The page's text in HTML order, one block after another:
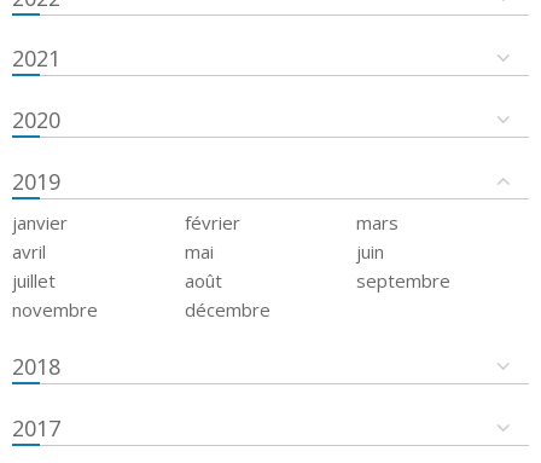
2021
2020
2019
janvier février
mars
avril
mai
juin
juillet
août
septembre
novembre
décembre
2018
2017